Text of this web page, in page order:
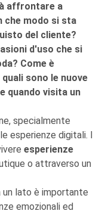
affrontare a
che modo si sta
del cliente?
d'uso che si
Come è
sono le nuove
quando visita un
specialmente
esperienze digitali. I
esperienze
o attraverso un
lato è importante
emozionali ed